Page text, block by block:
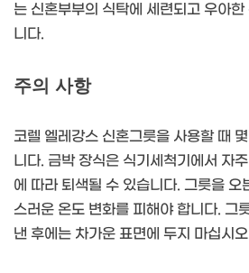
는 신혼부부의 식탁에 세련되고 우아
니다.
주의 사항
코렐 엘레강스 신혼그릇을 사용할 때
니다. 금박 장식은 식기세척기에서 자
에 따라 퇴색될 수 있습니다. 그릇을 오
스러운 온도 변화를 피해야 합니다. 그
낸 후에는 차가운 표면에 두지 마십시